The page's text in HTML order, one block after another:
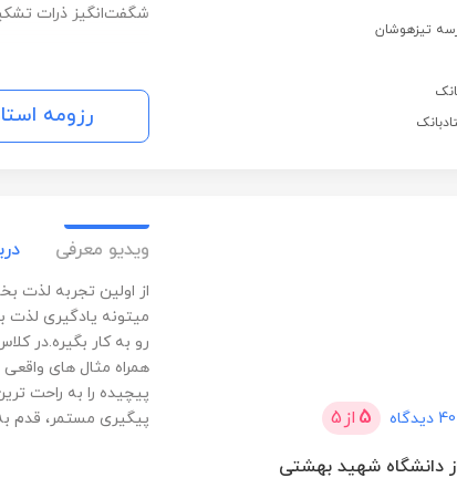
تیزهوشان
شگفت‌انگیز ذرات
رزومه
5 از 5
دانشگاه شهید بهشتی
ویدیو معرفی
از اولین تجربه لذت
میتونه یادگیری
رو به کار بگیره.در
همراه مثال های
پیچیده را به راحت
پیگیری مستمر، قدم